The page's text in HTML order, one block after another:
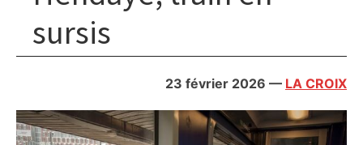
sursis
23 février 2026 — LA CROIX